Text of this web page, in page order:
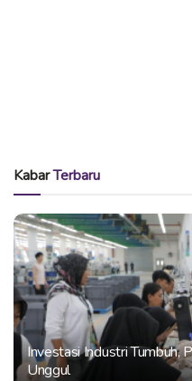
KabarTerbaru
Investasi Industri Tumbuh,
Unggul